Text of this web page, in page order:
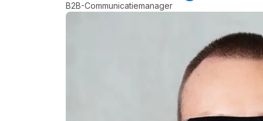
B2B-Communicatiemanager